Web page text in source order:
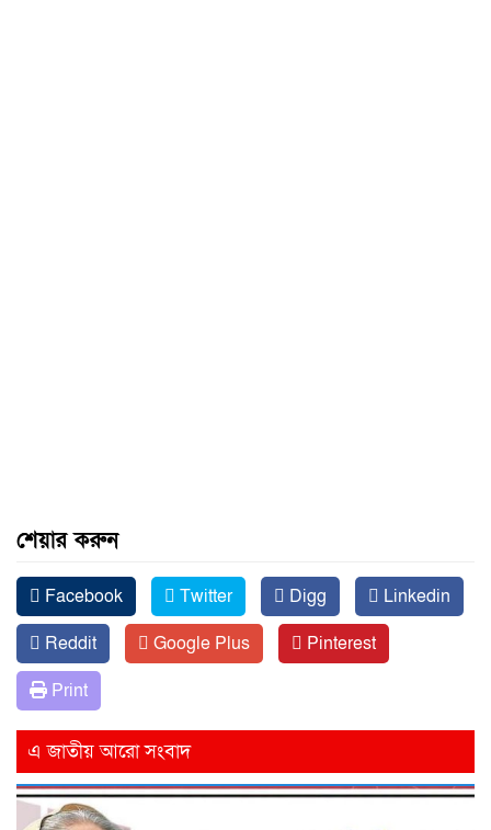
শেয়ার করুন
Facebook Twitter Digg
Linkedin
Reddit
Google Plus
Pinterest
Print
এ জাতীয় আরো সংবাদ